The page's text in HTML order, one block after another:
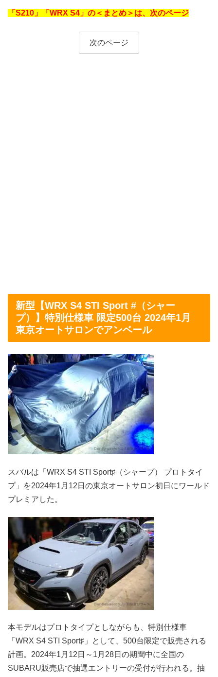
「S210」「WRX S4」の＜まとめ＞は、次のページ
次のページ
新型【WRX S4 STI Sport #（シャー
プ）】特別仕様車 限定500台 2024年1月
東京オートサロンでアンベール
スバルは「WRX S4 STI Sport♯（シャープ） プロトタイ
プ」を2024年1月12日の東京オートサロン初日にワールド
プレミアした。
本モデルはプロトタイプとしながらも、特別仕様車
「WRX S4 STI Sport♯」として、500台限定で販売される
計画。2024年1月12日～1月28日の期間中に全国の
SUBARU販売店で抽選エントリーの受付が行われる。抽